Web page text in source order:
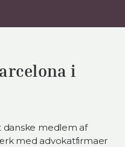
i
danske medlem af
med advokatfirmaer